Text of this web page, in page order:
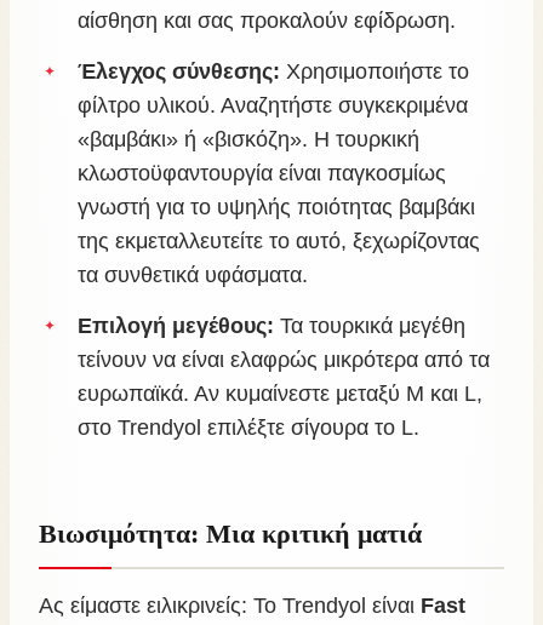
αίσθηση και σας προκαλούν εφίδρωση.
Έλεγχος σύνθεσης: Χρησιμοποιήστε το
φίλτρο υλικού. Αναζητήστε συγκεκριμένα
«βαμβάκι» ή «βισκόζη». Η τουρκική
κλωστοϋφαντουργία είναι παγκοσμίως
γνωστή για το υψηλής ποιότητας βαμβάκι
της εκμεταλλευτείτε το αυτό, ξεχωρίζοντας
τα συνθετικά υφάσματα.
Επιλογή μεγέθους: Τα τουρκικά μεγέθη
τείνουν να είναι ελαφρώς μικρότερα από τα
ευρωπαϊκά. Αν κυμαίνεστε μεταξύ M και L,
στο Trendyol επιλέξτε σίγουρα το L.
Βιωσιμότητα: Μια κριτική ματιά
Ας είμαστε ειλικρινείς: Το Trendyol είναι Fast